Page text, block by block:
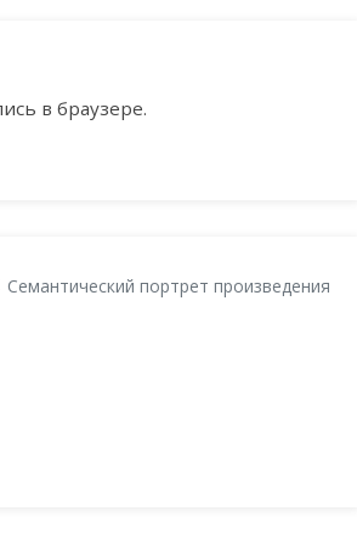
в браузере.
Семантический портрет произведения